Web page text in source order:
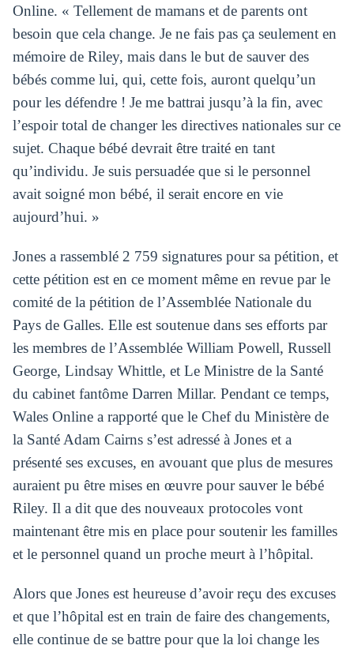
Online. « Tellement de mamans et de parents ont
besoin que cela change. Je ne fais pas ça seulement en
mémoire de Riley, mais dans le but de sauver des
bébés comme lui, qui, cette fois, auront quelqu’un
pour les défendre ! Je me battrai jusqu’à la fin, avec
l’espoir total de changer les directives nationales sur ce
sujet. Chaque bébé devrait être traité en tant
qu’individu. Je suis persuadée que si le personnel
avait soigné mon bébé, il serait encore en vie
aujourd’hui. »
Jones a rassemblé 2 759 signatures pour sa pétition, et
cette pétition est en ce moment même en revue par le
comité de la pétition de l’Assemblée Nationale du
Pays de Galles. Elle est soutenue dans ses efforts par
les membres de l’Assemblée William Powell, Russell
George, Lindsay Whittle, et Le Ministre de la Santé
du cabinet fantôme Darren Millar. Pendant ce temps,
Wales Online a rapporté que le Chef du Ministère de
la Santé Adam Cairns s’est adressé à Jones et a
présenté ses excuses, en avouant que plus de mesures
auraient pu être mises en œuvre pour sauver le bébé
Riley. Il a dit que des nouveaux protocoles vont
maintenant être mis en place pour soutenir les familles
et le personnel quand un proche meurt à l’hôpital.
Alors que Jones est heureuse d’avoir reçu des excuses
et que l’hôpital est en train de faire des changements,
elle continue de se battre pour que la loi change les